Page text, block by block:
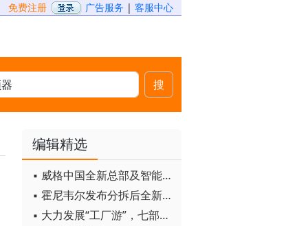
免费注册 广告服务 | 客服中心
搜
编辑精选
▪ 威格中国全新总部及智能工厂启用
▪ 霍尼韦尔发布分拆后全新品牌：霍尼韦尔科技与霍尼韦尔航空航天
▪ 大力发展“工厂游”，七部门联合发文！